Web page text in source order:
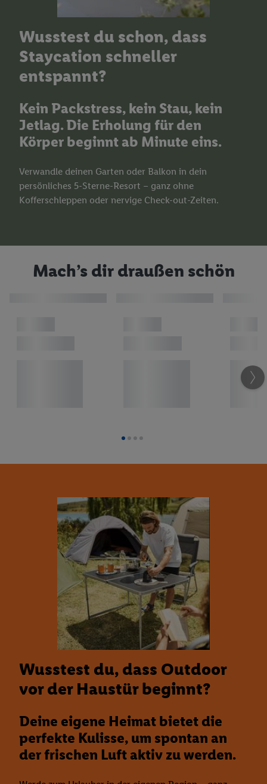
Wusstest du schon, dass
Staycation schneller
entspannt?
Kein Packstress, kein Stau, kein
Jetlag. Die Erholung für den
Körper beginnt ab Minute eins.
Verwandle deinen Garten oder Balkon in dein
persönliches 5-Sterne-Resort – ganz ohne
Kofferschleppen oder nervige Check-out-Zeiten.
Mach’s dir draußen schön
Wusstest du, dass Outdoor
vor der Haustür beginnt?
Deine eigene Heimat bietet die
perfekte Kulisse, um spontan an
der frischen Luft aktiv zu werden.